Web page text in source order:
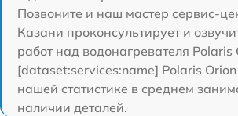
Позвоните и наш мастер сервис-
Казани проконсультирует и
работ над водонагревателя Polaris
[dataset:services:name] Polaris
нашей статистике в среднем
наличии деталей.